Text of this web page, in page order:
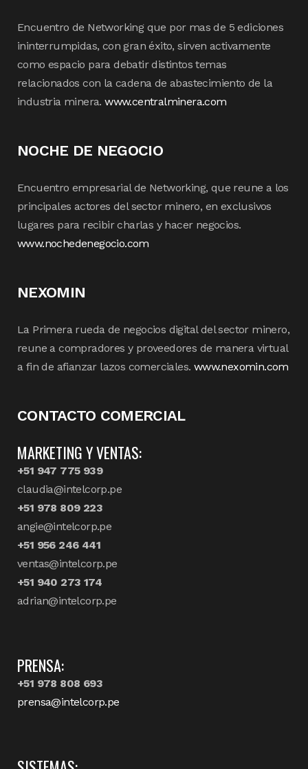
Encuentro de Networking que por mas de 5 ediciones
ininterrumpidas, con gran éxito, sirven activamente
como espacio para debatir distintos temas
relacionados con la cadena de abastecimiento de la
industria minera.www.centralminera.com
NOCHE DE NEGOCIO
Encuentro empresarial de Networking, que reune a los
principales actores del sector minero, en exclusivos
lugares para recibir charlas y hacer negocios.
www.nochedenegocio.com
NEXOMIN
La Primera rueda de negocios digital del sector minero,
reune a compradores y proveedores de manera virtual
a fin de afianzar lazos comerciales. www.nexomin.com
CONTACTO COMERCIAL
MARKETING Y VENTAS:
+51 947 775 939
claudia@intelcorp.pe
+51 978 809 223
angie@intelcorp.pe
+51 956 246 441
ventas@intelcorp.pe
+51 940 273 174
adrian@intelcorp.pe
PRENSA:
+51 978 808 693
prensa@intelcorp.pe